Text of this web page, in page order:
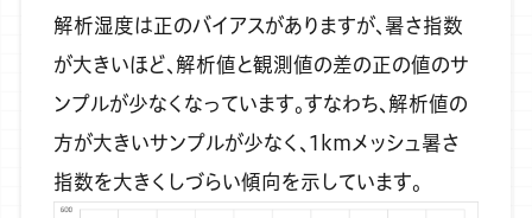
解析湿度は正のバイアスがありますが、暑さ指数
が大きいほど、解析値と観測値の差の正の値のサ
ンプルが少なくなっています。すなわち、解析値の
方が大きいサンプルが少なく、1kmメッシュ暑さ
指数を大きくしづらい傾向を示しています。